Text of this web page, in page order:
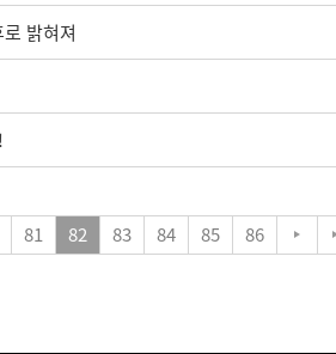
밝혀져
81 82 83 84 85 86